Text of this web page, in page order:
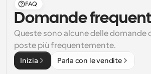
FAQ
Domande
Queste sono alcune delle domande
poste più frequentemente.
Inizia Parla con le vendite